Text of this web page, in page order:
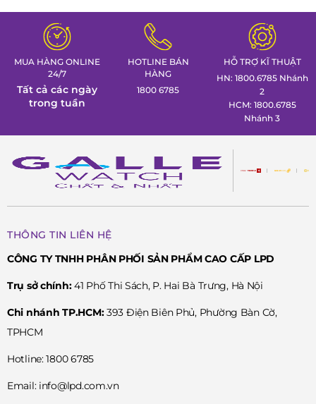
tác thể thao cá tính nhất trong
Tuần lễ đồng hồ Thụy Sỹ cùng
Đồng hồ Galle!
gian trưng bày đồng hồ
định hình phong thái lãnh
MUA HÀNG ONLINE
24/7
Tất cả các ngày
trong tuần
HOTLINE BÁN
HÀNG
1800 6785
HỖ TRỢ KĨ THUẬT
HN: 1800.6785 Nhánh
2
HCM: 1800.6785
Nhánh 3
THÔNG TIN LIÊN HỆ
CÔNG TY TNHH PHÂN PHỐI SẢN PHẨM CAO CẤP LPD
Trụ sở chính:41 Phố Thi Sách, P. Hai Bà Trưng, Hà Nội
Chi nhánh TP.HCM:393 Điện Biên Phủ, Phường Bàn Cờ,
TPHCM
Hotline: 1800 6785
Email: info@lpd.com.vn